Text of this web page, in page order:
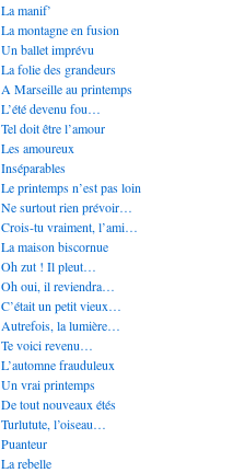
La manif’
La montagne en fusion
Un ballet imprévu
La folie des grandeurs
A Marseille au printemps
L’été devenu fou…
Tel doit être l’amour
Les amoureux
Inséparables
Le printemps n’est pas loin
Ne surtout rien prévoir…
Crois-tu vraiment, l’ami…
La maison biscornue
Oh zut ! Il pleut…
Oh oui, il reviendra…
C’était un petit vieux…
Autrefois, la lumière…
Te voici revenu…
L’automne frauduleux
Un vrai printemps
De tout nouveaux étés
Turlutute, l’oiseau…
Puanteur
La rebelle